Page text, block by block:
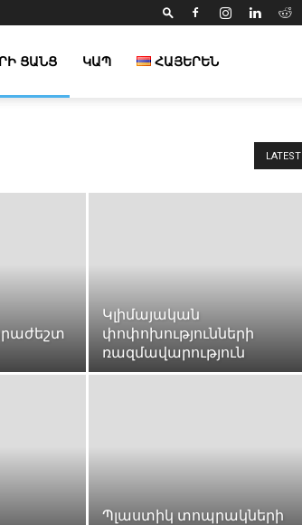
ՑԱՆՑ ԿԱՊ ՀԱՅԵՐԵՆ
LATEST
Կլիմայական
փոփոխությունների
ռազմավարություն
Պլաստիկ տոպրակների